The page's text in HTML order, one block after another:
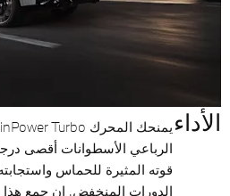
الأداء
الرباعي الأسطوانات أقصى
قوته المثيرة للحماس